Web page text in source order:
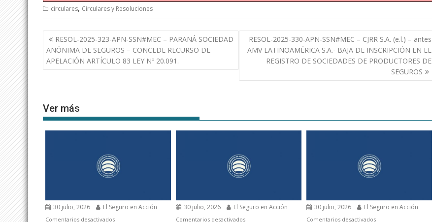
circulares, Circulares y Resoluciones
Navegación
de
entradas
RESOL-2025-323-APN-SSN#MEC – PARANÁ SOCIEDAD
ANÓNIMA DE SEGUROS – CONCEDE RECURSO DE
APELACIÓN ARTÍCULO 83 LEY Nº 20.091.
RESOL-2025-330-APN-SSN#MEC – CJRR S.A. (e.l.) – antes
AMV LATINOAMÉRICA S.A.- BAJA DE INSCRIPCIÓN EN EL
REGISTRO DE SOCIEDADES DE PRODUCTORES DE
SEGUROS
Ver más
30 julio, 2026 El Seguro en Acción
Comentarios desactivadosen
30 julio, 2026 El Seguro en Acción
Comentarios desactivadosen
30 julio, 2026 El Seguro en Acción
Comentarios desactivadosen